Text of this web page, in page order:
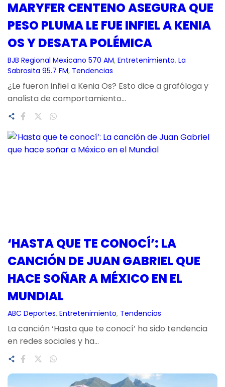
MARYFER CENTENO ASEGURA QUE
PESO PLUMA LE FUE INFIEL A KENIA
OS Y DESATA POLÉMICA
BJB Regional Mexicano 570 AM, Entretenimiento, La
Sabrosita 95.7 FM, Tendencias
¿Le fueron infiel a Kenia Os? Esto dice a grafóloga y
analista de comportamiento…
‘HASTA QUE TE CONOCÍ’: LA
CANCIÓN DE JUAN GABRIEL QUE
HACE SOÑAR A MÉXICO EN EL
MUNDIAL
ABC Deportes, Entretenimiento, Tendencias
La canción ‘Hasta que te conocí’ ha sido tendencia
en redes sociales y ha…